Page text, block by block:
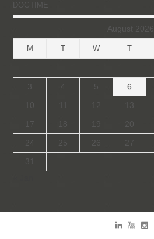
DOGTIME
August 2026
M T W T
3
4 5 6
10
11 12 13
17
18 19 20
24
25 26 27
31